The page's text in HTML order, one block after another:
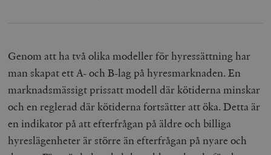
Genom att ha två olika modeller för hyressättning har
man skapat ett A- och B-lag på hyresmarknaden. En
marknadsmässigt prissatt modell där kötiderna minskar
och en reglerad där kötiderna fortsätter att öka. Detta är
en indikator på att efterfrågan på äldre och billiga
hyreslägenheter är större än efterfrågan på nyare och